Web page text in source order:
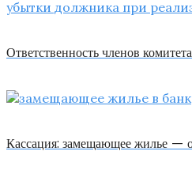
Ответственность членов
Кассация: замещающее жилье —